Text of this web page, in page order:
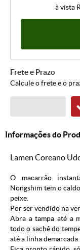
à vista
Frete e Prazo
Calcule o frete e o
Informações do
Lamen Coreano
O macarrão
Nongshim tem o
peixe.
Por ser vendido na
Abra a tampa até a
todo o sachê do
até a linha demarcada